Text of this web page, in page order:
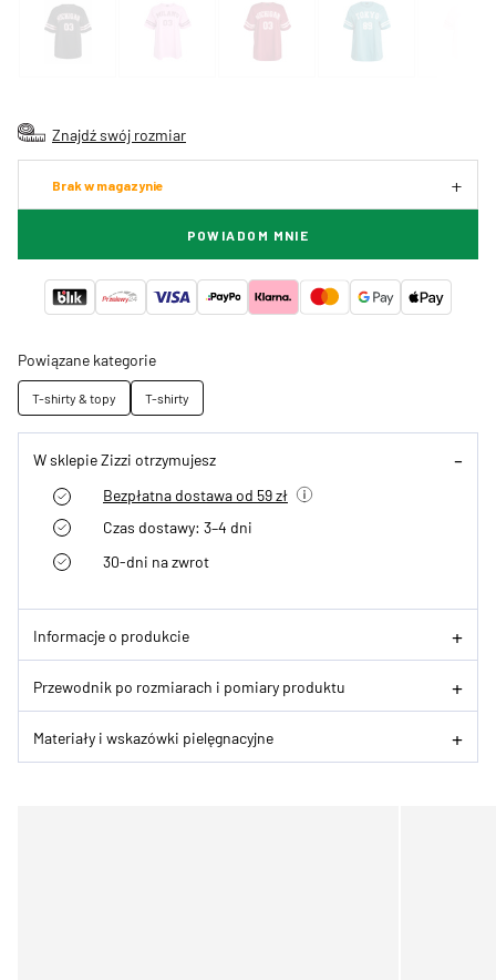
Znajdź swój rozmiar
Brak w magazynie
POWIADOM MNIE
Powiązane kategorie
T-shirty & topy T-shirty
W sklepie Zizzi otrzymujesz
Bezpłatna dostawa od 59 zł
Czas dostawy: 3–4 dni
30-dni na zwrot
Informacje o produkcie
Przewodnik po rozmiarach i pomiary produktu
Materiały i wskazówki pielęgnacyjne